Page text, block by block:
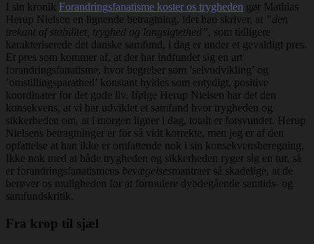
I sin kronik Forandringsfanatisme koster os trygheden gør Mathias
Herup Nielsen en lignende betragtning, idet han skriver, at ”den
trekant af stabilitet, tryghed og langsigtethed”, som tidligere
karakteriserede det danske samfund, i dag er under et gevaldigt pres.
Et pres som kommer af, at der har indfundet sig en art
forandringsfanatisme, hvor begreber som ’selvudvikling’ og
’omstillingsparathed’ konstant hyldes som entydigt, positive
koordinater for det gode liv. Ifølge Herup Nielsen har det den
konsekvens, at vi har udviklet et samfund hvor trygheden og
sikkerheden om, at i morgen ligner i dag, totalt er forsvundet. Herup
Nielsens betragtninger er for så vidt korrekte, men jeg er af den
opfattelse at han ikke er omfattende nok i sin konsekvensberegning.
Ikke nok med at både trygheden og sikkerheden ryger sig en tur, så
er forandringsfanatismens bevægelsesmantraer så skadelige, at de
berøver os muligheden for at formulere dybdegående samtids- og
samfundskritik.
Fra krop til sjæl